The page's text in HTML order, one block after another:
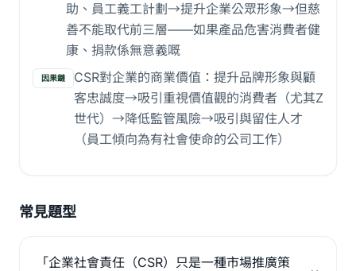
助、員工義工計劃→提升企業公眾形象→但慈
善不能取代前三層——如果產品危害消費者健
康、捐款係無意義嘅
因果鏈
CSR對企業的商業價值：提升品牌形象與顧
客忠誠度→吸引重視價值觀的消費者（尤其Z
世代）→降低監管風險→吸引與留住人才
（員工傾向為有社會使命的公司工作）
常見題型
「企業社會責任（CSR）只是一種市場推廣策